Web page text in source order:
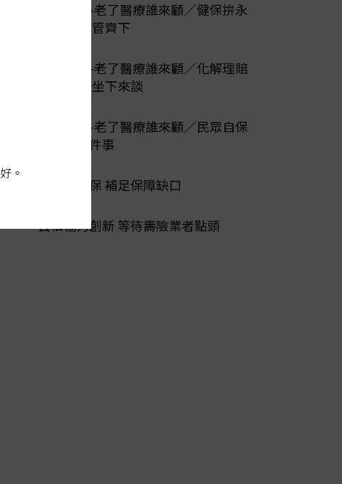
陽光行動-老了醫療誰來顧／健保拚永
續 必須多管齊下
陽光行動-老了醫療誰來顧／化解理賠
爭議 醫保坐下來談
陽光行動-老了醫療誰來顧／民眾自保
先做好三件事
第二層健保 補足保障缺口
公私協力創新 等待壽險業者點頭
。